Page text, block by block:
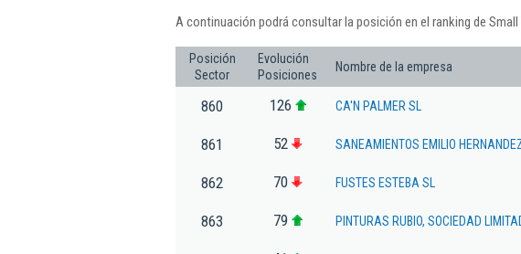
A continuación podrá consultar la posición en el ranking de
Posición
Sector
Evolución
Posiciones
Nombre de la empresa
860 126 CA'N PALMER SL
861 52 SANEAMIENTOS EMILIO
862 70 FUSTES ESTEBA SL
863 79 PINTURAS RUBIO, SOCIEDAD